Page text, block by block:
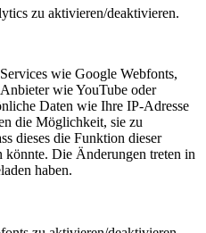
zu aktivieren/deaktivieren.
wie Google Webfonts,
wie YouTube oder
Daten wie Ihre IP-Adresse
die Möglichkeit, sie zu
dieses die Funktion dieser
könnte. Die Änderungen treten in
haben.